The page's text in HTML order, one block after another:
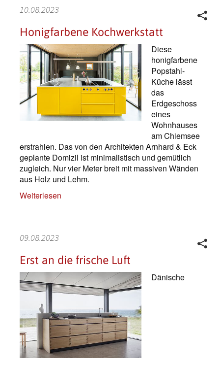
10.08.2023
Honigfarbene Kochwerkstatt
Diese
honigfarbene
Popstahl-
Küche lässt
das
Erdgeschoss
eines
Wohnhauses
am Chiemsee
erstrahlen. Das von den Architekten Arnhard & Eck
geplante Domizil ist minimalistisch und gemütlich
zugleich. Nur vier Meter breit mit massiven Wänden
aus Holz und Lehm.
Weiterlesen
09.08.2023
Erst an die frische Luft
Dänische